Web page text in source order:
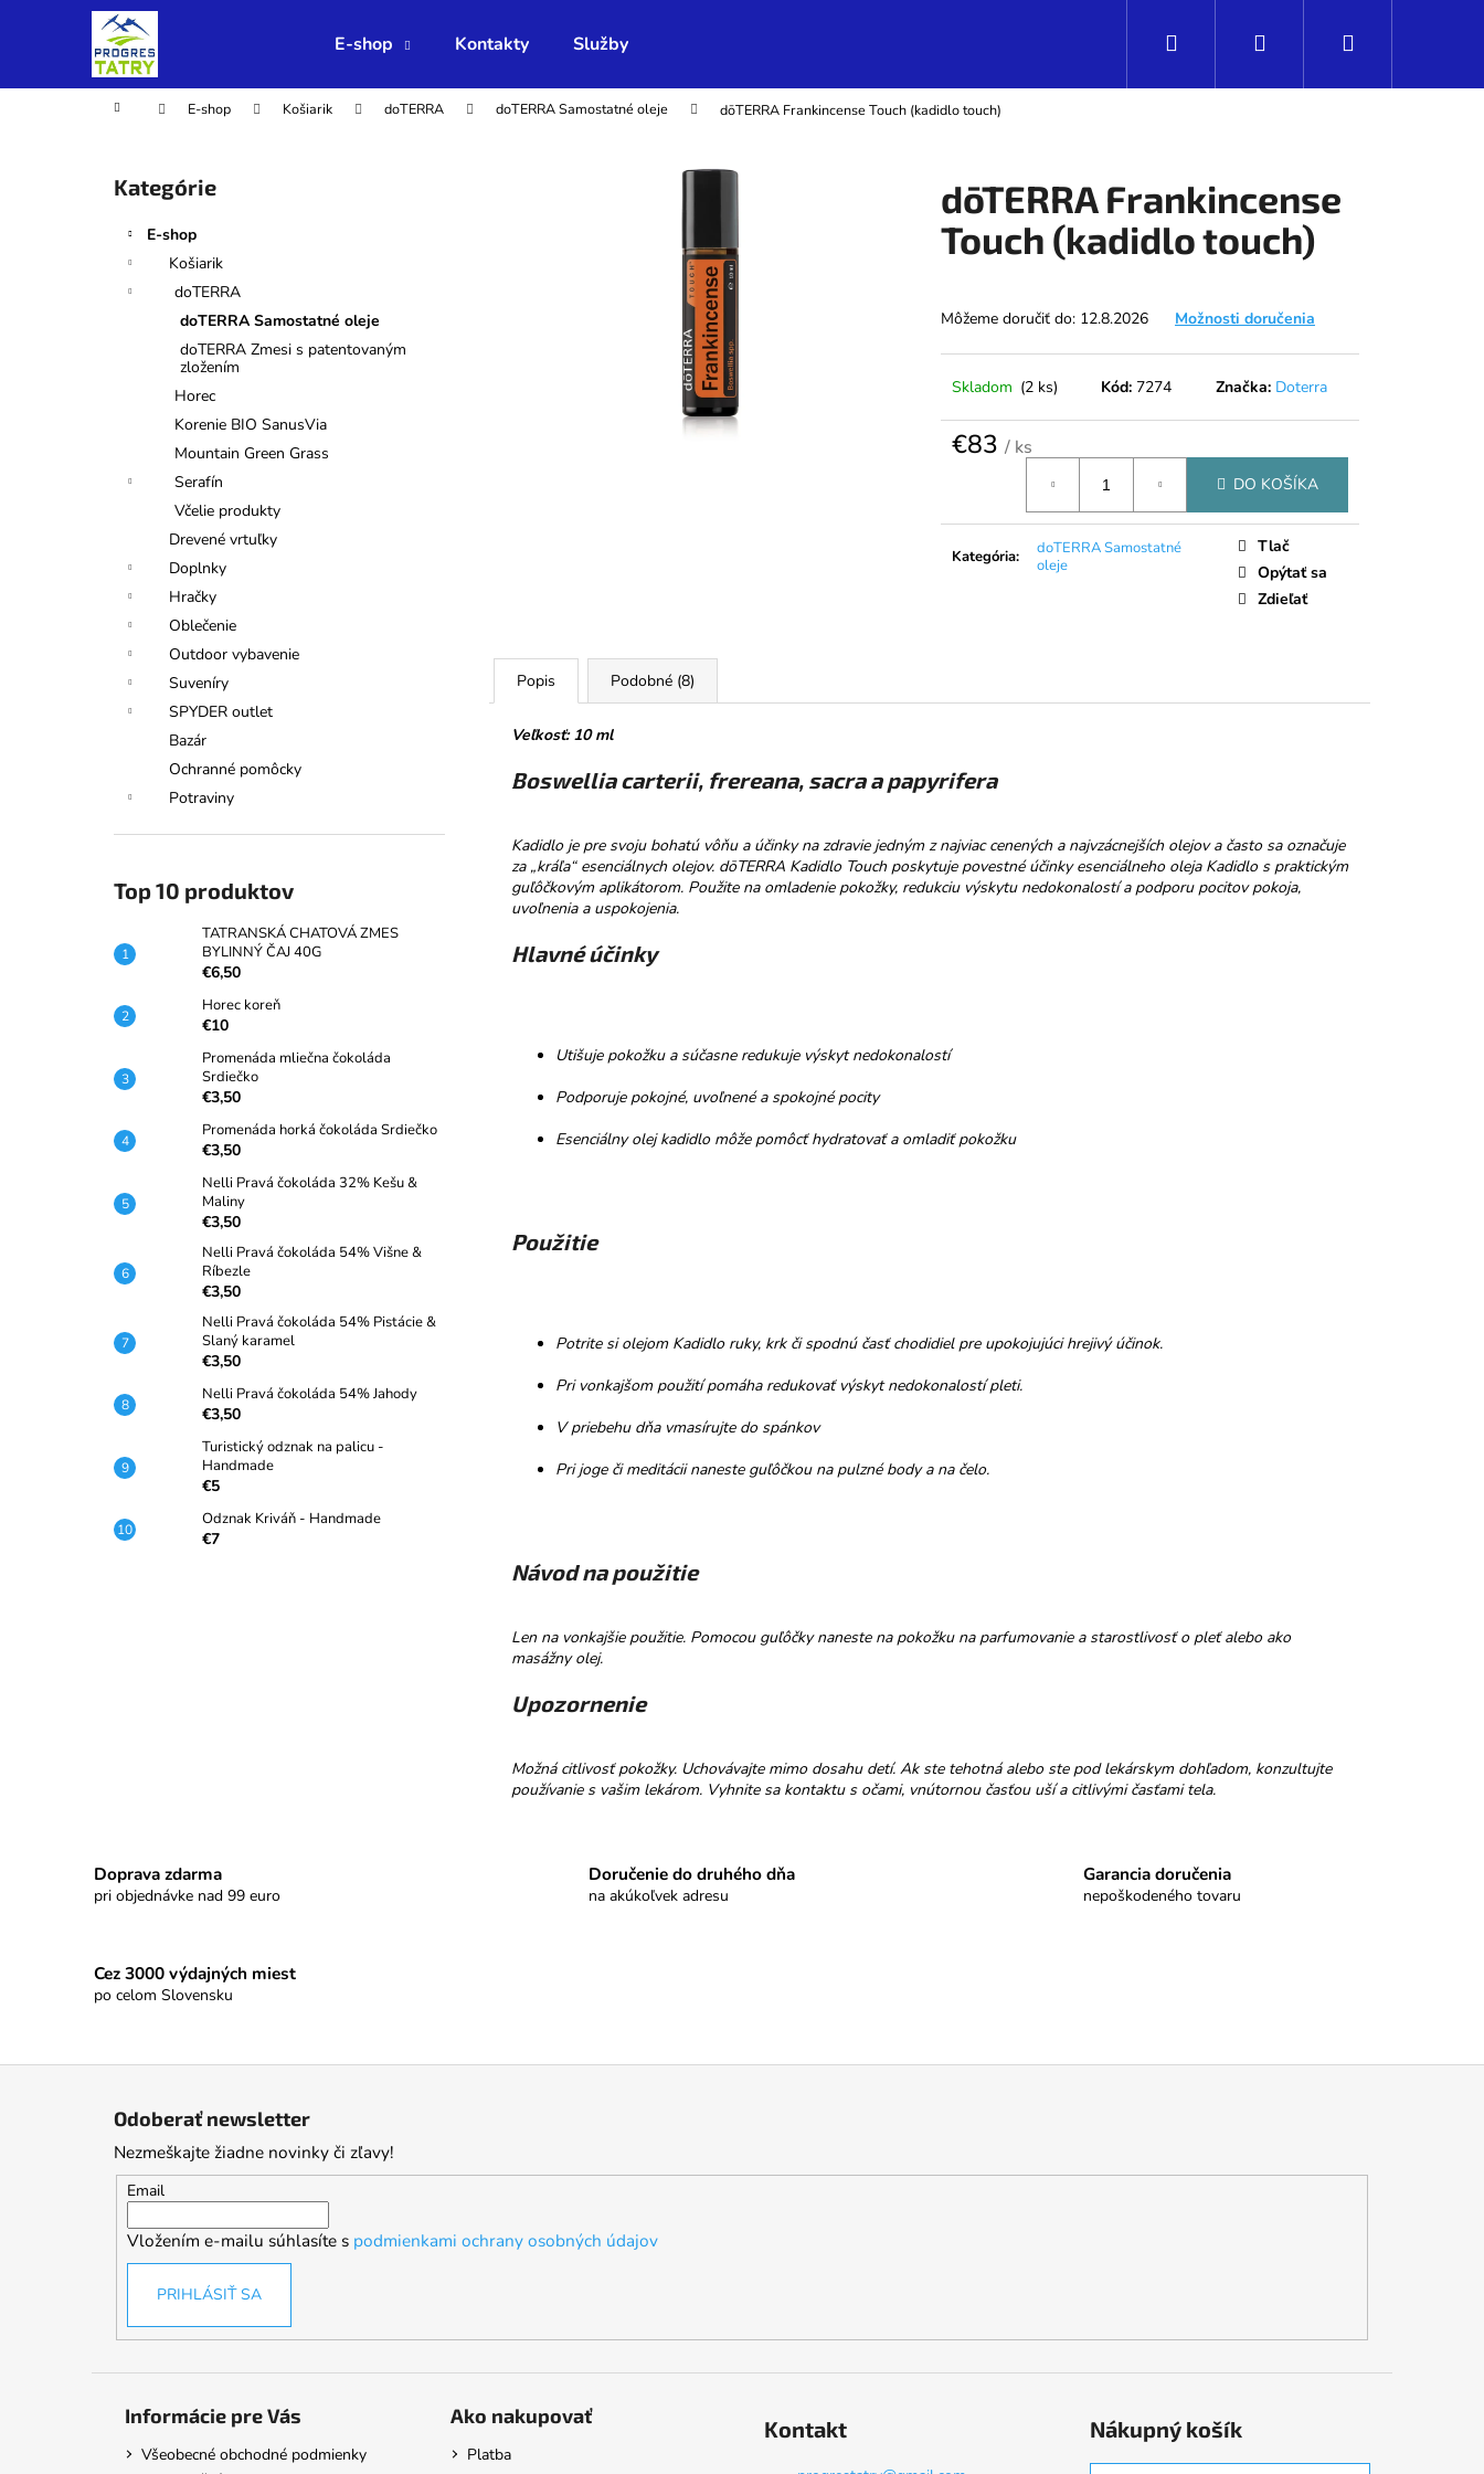
E-shop Kontakty Služby Prihlásenie
Domov E-shop Košiarik doTERRA doTERRA Samostatné oleje dōTERRA Frankincense Touch (kadidlo touch)
Preskočiť
kategórie
Kategórie
E-shop
Košiarik
doTERRA
doTERRA Samostatné oleje
doTERRA Zmesi s patentovaným
zložením
Horec
Korenie BIO SanusVia
Mountain Green Grass
Serafín
Včelie produkty
Drevené vrtuľky
Doplnky
Hračky
Oblečenie
Outdoor vybavenie
Suveníry
SPYDER outlet
Bazár
Ochranné pomôcky
Potraviny
Top 10 produktov
TATRANSKÁ CHATOVÁ ZMES
BYLINNÝ ČAJ 40G
€6,50
Horec koreň
€10
Promenáda mliečna čokoláda
Srdiečko
€3,50
Promenáda horká čokoláda Srdiečko
€3,50
Nelli Pravá čokoláda 32% Kešu &
Maliny
€3,50
Nelli Pravá čokoláda 54% Višne &
Ríbezle
€3,50
Nelli Pravá čokoláda 54% Pistácie &
Slaný karamel
€3,50
Nelli Pravá čokoláda 54% Jahody
€3,50
Turistický odznak na palicu -
Handmade
€5
Odznak Kriváň - Handmade
€7
dōTERRA Frankincense
Touch (kadidlo touch)
Môžeme doručiť do: 12.8.2026 Možnosti doručenia
Skladom (2 ks) Kód: 7274 Značka: Doterra
€83 / ks
DO KOŠÍKA
Kategória:
doTERRA Samostatné
oleje
Tlač
Opýtať sa
Zdieľať
Popis Podobné (8)
Veľkosť: 10 ml
Boswellia carterii, frereana, sacra a papyrifera
Kadidlo je pre svoju bohatú vôňu a účinky na zdravie jedným z najviac cenených a najvzácnejších olejov a často sa označuje
za „kráľa“ esenciálnych olejov. dōTERRA Kadidlo Touch poskytuje povestné účinky esenciálneho oleja Kadidlo s praktickým
guľôčkovým aplikátorom. Použite na omladenie pokožky, redukciu výskytu nedokonalostí a podporu pocitov pokoja,
uvoľnenia a uspokojenia.
Hlavné účinky
Utišuje pokožku a súčasne redukuje výskyt nedokonalostí
Podporuje pokojné, uvoľnené a spokojné pocity
Esenciálny olej kadidlo môže pomôcť hydratovať a omladiť pokožku
Použitie
Potrite si olejom Kadidlo ruky, krk či spodnú časť chodidiel pre upokojujúci hrejivý účinok.
Pri vonkajšom použití pomáha redukovať výskyt nedokonalostí pleti.
V priebehu dňa vmasírujte do spánkov
Pri joge či meditácii naneste guľôčkou na pulzné body a na čelo.
Návod na použitie
Len na vonkajšie použitie. Pomocou guľôčky naneste na pokožku na parfumovanie a starostlivosť o pleť alebo ako
masážny olej.
Upozornenie
Možná citlivosť pokožky. Uchovávajte mimo dosahu detí. Ak ste tehotná alebo ste pod lekárskym dohľadom, konzultujte
používanie s vašim lekárom. Vyhnite sa kontaktu s očami, vnútornou časťou uší a citlivými časťami tela.
í
Späť
do
Späť
do
Čo potrebujete nájsť?
Odporúčame
TATRANSKÁ CHATOVÁ ZMES
BYLINNÝ ČAJ 40G
SRDIEČKO
Doprava zdarma
pri objednávke nad 99 euro
Doručenie do druhého dňa
na akúkoľvek adresu
Garancia doručenia
nepoškodeného tovaru
Cez 3000 výdajných miest
po celom Slovensku
Odoberať newsletter
Nezmeškajte žiadne novinky či zľavy!
Email
Vložením e-mailu súhlasíte s podmienkami ochrany osobných údajov
PRIHLÁSIŤ SA
Informácie pre Vás
Všeobecné obchodné podmienky
Ako nakupovať
Platba
Kontakt Nákupný košík